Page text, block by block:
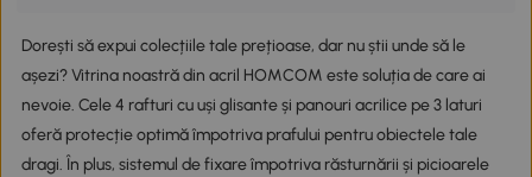
Dorești să expui colecțiile tale prețioase, dar nu știi unde să le
așezi? Vitrina noastră din acril HOMCOM este soluția de care ai
nevoie. Cele 4 rafturi cu uși glisante și panouri acrilice pe 3 laturi
oferă protecție optimă împotriva prafului pentru obiectele tale
dragi. În plus, sistemul de fixare împotriva răsturnării și picioarele